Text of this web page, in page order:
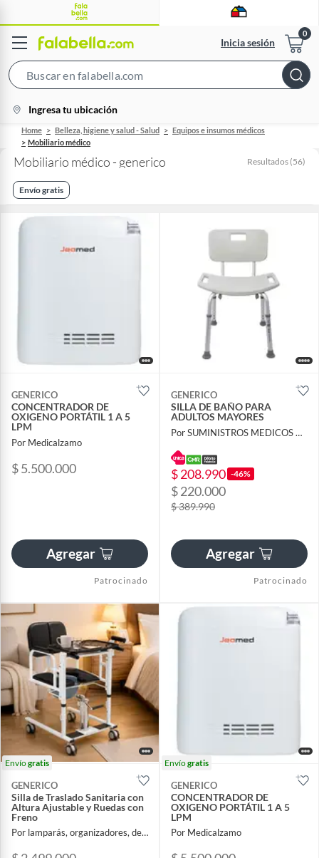
Inicia sesión
Bar
location-
icon
Ingresa tu ubicación
Home Belleza, higiene y salud - Salud
Equipos e insumos médicos
Mobiliario médico
Mobiliario médico - generico Resultados (56)
Envío gratis
GENERICO
CONCENTRADOR DE
OXIGENO PORTÁTIL 1 A 5
LPM
Por Medicalzamo
$ 5.500.000
Agregar
Patrocinado
GENERICO
SILLA DE BAÑO PARA
ADULTOS MAYORES
Por SUMINISTROS MEDICOS A&G S.A.S.
$ 208.990 -46%
$ 220.000
$ 389.990
Agregar
Patrocinado
Envíogratis
GENERICO
Silla de Traslado Sanitaria con
Altura Ajustable y Ruedas con
Freno
Por lamparás, organizadores, decoracion
Envíogratis
GENERICO
CONCENTRADOR DE
OXIGENO PORTÁTIL 1 A 5
LPM
Por Medicalzamo